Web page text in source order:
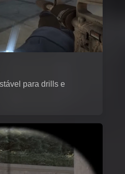
para drills e